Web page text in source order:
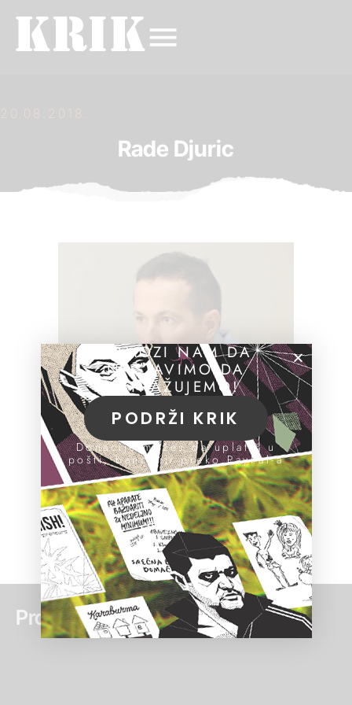
20.08.2018.
Rade Djuric
Pročitaj još:
POMOZI NAM DA
NASTAVIMO DA
ISTRAŽUJEMO!
PODRŽI KRIK
Donacije možeš da uplatiš u
pošti, banci ili preko PayPal-a